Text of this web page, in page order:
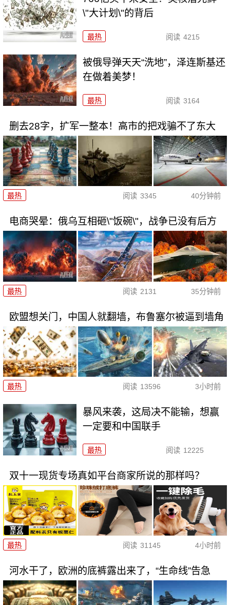
\"大计划\"的背后
最热 阅读 4215
被俄导弹天天“洗地”，泽连斯基还
在做着美梦！
最热 阅读 3164
删去28字，扩军一整本！高市的把戏骗不了东大
最热 阅读 3345 40分钟前
电商哭晕：俄乌互相砸\"饭碗\"，战争已没有后方
最热 阅读 2131 35分钟前
欧盟想关门，中国人就翻墙，布鲁塞尔被逼到墙角
最热 阅读 13596 3小时前
暴风来袭，这局决不能输，想赢
一定要和中国联手
最热 阅读 12225
双十一现货专场真如平台商家所说的那样吗？
最热 阅读 31145 4小时前
河水干了，欧洲的底裤露出来了，“生命线”告急